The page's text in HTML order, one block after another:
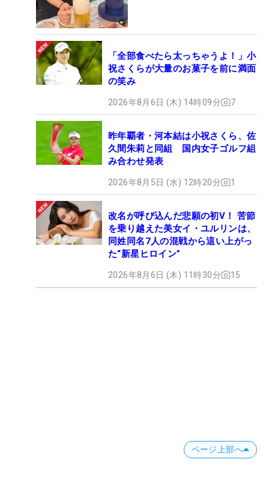
「全部食べたら太っちゃうよ！」小
祝さくらが大量のお菓子を前に満面
の笑み
2026年8月6日 (木) 14時09分 7
昨年覇者・河本結は小祝さくら、佐
久間朱莉と同組 国内女子ゴルフ組
み合わせ発表
2026年8月5日 (水) 12時20分 1
改名が呼び込んだ悲願の初V！ 苦節
を乗り越えた美女イ・ユルリンは、
同姓同名7人の混戦から這い上がっ
た“新星ヒロイン”
2026年8月6日 (木) 11時30分 15
ページ上部へ